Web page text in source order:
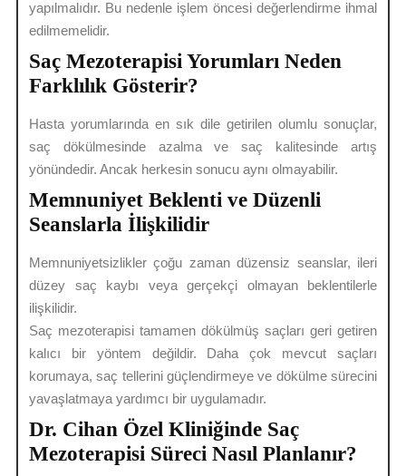
yapılmalıdır. Bu nedenle işlem öncesi değerlendirme ihmal
edilmemelidir.
Saç Mezoterapisi Yorumları Neden
Farklılık Gösterir?
Hasta yorumlarında en sık dile getirilen olumlu sonuçlar,
saç dökülmesinde azalma ve saç kalitesinde artış
yönündedir. Ancak herkesin sonucu aynı olmayabilir.
Memnuniyet Beklenti ve Düzenli
Seanslarla İlişkilidir
Memnuniyetsizlikler çoğu zaman düzensiz seanslar, ileri
düzey saç kaybı veya gerçekçi olmayan beklentilerle
ilişkilidir.
Saç mezoterapisi tamamen dökülmüş saçları geri getiren
kalıcı bir yöntem değildir. Daha çok mevcut saçları
korumaya, saç tellerini güçlendirmeye ve dökülme sürecini
yavaşlatmaya yardımcı bir uygulamadır.
Dr. Cihan Özel Kliniğinde Saç
Mezoterapisi Süreci Nasıl Planlanır?